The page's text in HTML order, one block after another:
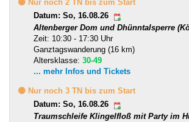
🟡 Nur noch 2 TN bis zum Start
Datum: So, 16.08.26
Altenberger Dom und Dhünntalsperre
Zeit: 10:30 - 17:30 Uhr
Ganztagswanderung (16 km)
Altersklasse: 30-49
... mehr Infos und Tickets
🟡 Nur noch 3 TN bis zum Start
Datum: So, 16.08.26
Traumschleife Klingelfloß mit Party im